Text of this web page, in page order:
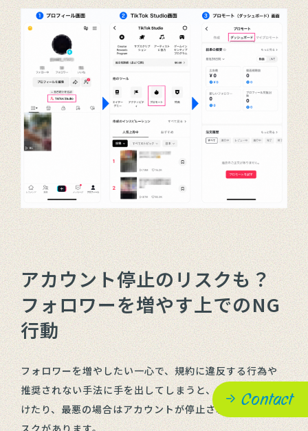
Contact
アカウント停止のリスクも？
フォロワーを増やす上でのNG
行動
フォロワーを増やしたい一心で、規約に違反する行為や
推奨されない手法に手を出してしまうと、ペナルティを受
けたり、最悪の場合はアカウントが停止されたりするリ